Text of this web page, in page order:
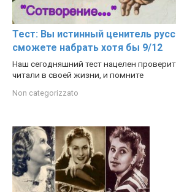
Тест: Вы истинный ценитель
сможете набрать хотя бы 9/12
Наш сегодняшний тест нацелен
читали в своей жизни, и помните
Non categorizzato